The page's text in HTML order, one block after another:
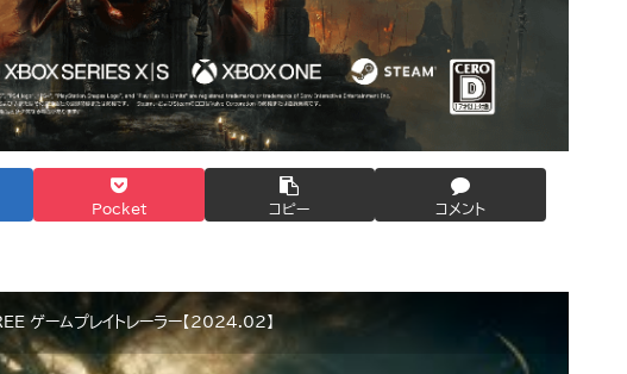
Pocket コピー コメント
ームプレイトレーラー【2024.02】